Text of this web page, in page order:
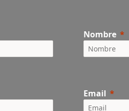
Nombre
Email